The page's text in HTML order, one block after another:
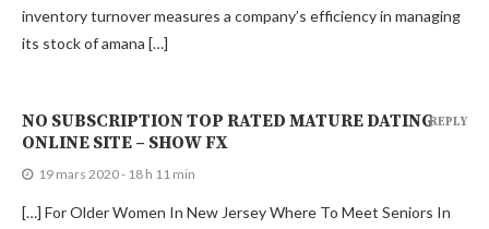
inventory turnover measures a company’s efficiency in managing
its stock of amana […]
NO SUBSCRIPTION TOP RATED MATURE DATING
ONLINE SITE – SHOW FX
19 mars 2020 - 18 h 11 min
[…] For Older Women In New Jersey Where To Meet Seniors In
REPLY